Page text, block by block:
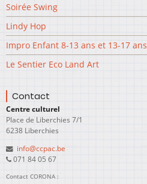
Soirée Swing
Lindy Hop
Impro Enfant 8-13 ans et 13-17 ans
Le Sentier Eco Land Art
Contact
Centre culturel
Place de Liberchies 7/1
6238 Liberchies
info@ccpac.be
071 84 05 67
Contact CORONA :